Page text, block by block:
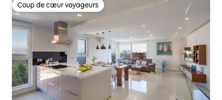
Coup de cœur voyageurs
Coup de cœur voyageurs